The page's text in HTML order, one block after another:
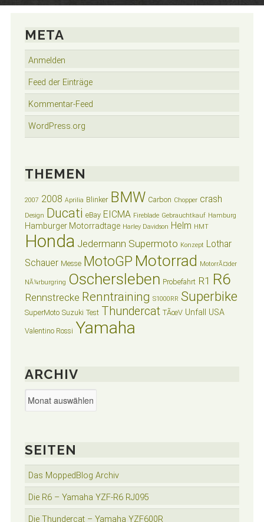
META
Anmelden
Feed der Einträge
Kommentar-Feed
WordPress.org
THEMEN
2007 2008 Aprilia Blinker BMW Carbon Chopper crash
Design Ducati eBay EICMA Fireblade Gebrauchtkauf Hamburg
Hamburger Motorradtage Harley Davidson Helm HMT
Honda Jedermann Supermoto Konzept Lothar
Schauer Messe MotoGP Motorrad MotorrÃ¤der
NÃ¼rburgring Oschersleben Probefahrt R1 R6
Rennstrecke Renntraining S1000RR Superbike
SuperMoto Suzuki Test Thundercat TÃœV Unfall USA
Valentino Rossi Yamaha
ARCHIV
Archiv
SEITEN
Das MoppedBlog Archiv
Die R6 – Yamaha YZF-R6 RJ095
Die Thundercat – Yamaha YZF600R